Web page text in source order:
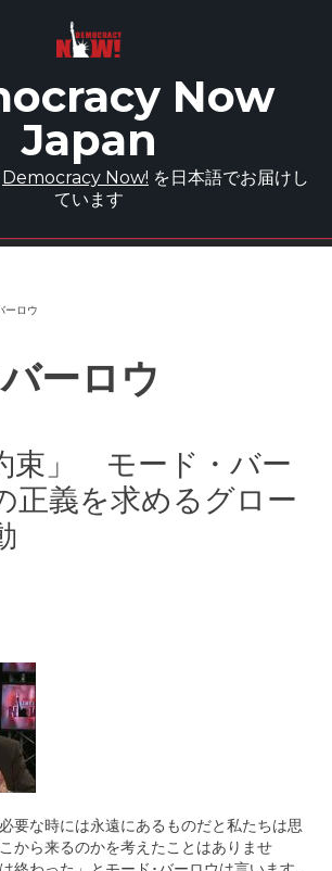
Now
Japan
Democracy Now! を日本語でお届けし
ています
ーロウ
ーロウ
束」 モード・バー
正義を求めるグロー
要な時には永遠にあるものだと私たちは思
から来るのかを考えたことはありませ